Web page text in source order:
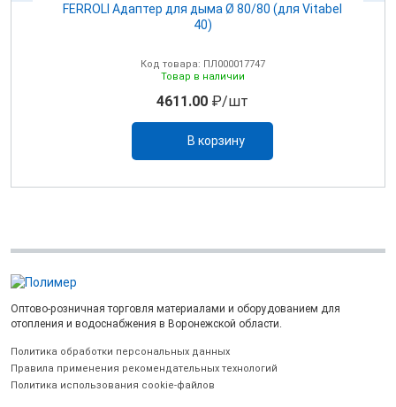
FERROLI Адаптер для дыма Ø 80/80 (для Vitabel
40)
Код товара: ПЛ000017747
Товар в наличии
4611.00 ₽/шт
В корзину
Оптово-розничная торговля материалами и оборудованием для
отопления и водоснабжения в Воронежской области.
Политика обработки персональных данных
Правила применения рекомендательных технологий
Политика использования cookie-файлов